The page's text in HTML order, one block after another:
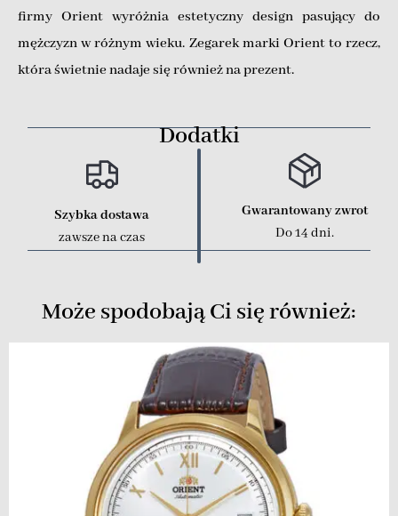
firmy Orient wyróżnia estetyczny design pasujący do
mężczyzn w różnym wieku. Zegarek marki Orient to rzecz,
która świetnie nadaje się również na prezent.
Dodatki
Szybka dostawa
zawsze na czas
Gwarantowany zwrot
Do 14 dni.
Może spodobają Ci się również: